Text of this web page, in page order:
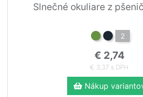
Slnečné okuliare z
2
€ 2,74
€ 3,37 s DPH
Nákup